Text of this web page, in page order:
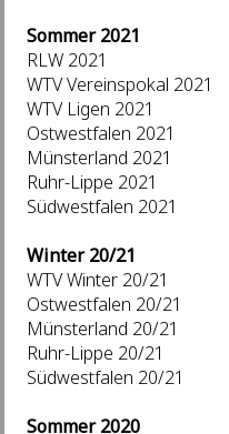
Sommer 2021
RLW 2021
WTV Vereinspokal 2021
WTV Ligen 2021
Ostwestfalen 2021
Münsterland 2021
Ruhr-Lippe 2021
Südwestfalen 2021
Winter 20/21
WTV Winter 20/21
Ostwestfalen 20/21
Münsterland 20/21
Ruhr-Lippe 20/21
Südwestfalen 20/21
Sommer 2020